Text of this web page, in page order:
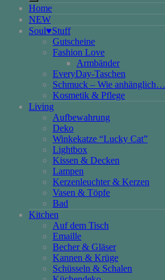
Home
NEW
Soul♥Stuff
Gutscheine
Fashion Love
Armbänder
EveryDay-Taschen
Schmuck – Wie anhänglich…
Kosmetik & Pflege
Living
Aufbewahrung
Deko
Winkekatze “Lucky Cat”
Lightbox
Kissen & Decken
Lampen
Kerzenleuchter & Kerzen
Vasen & Töpfe
Bad
Kitchen
Auf dem Tisch
Emaille
Becher & Gläser
Kannen & Krüge
Schüsseln & Schalen